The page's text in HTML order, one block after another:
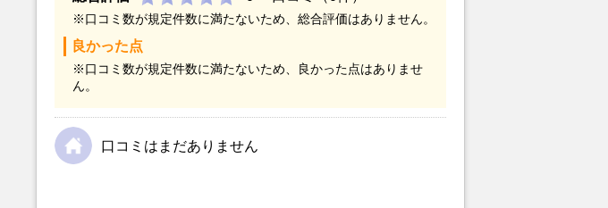
※口コミ数が規定件数に満たないため、総合評価はありません。
良かった点
※口コミ数が規定件数に満たないため、良かった点はありませ
ん。
口コミはまだありません